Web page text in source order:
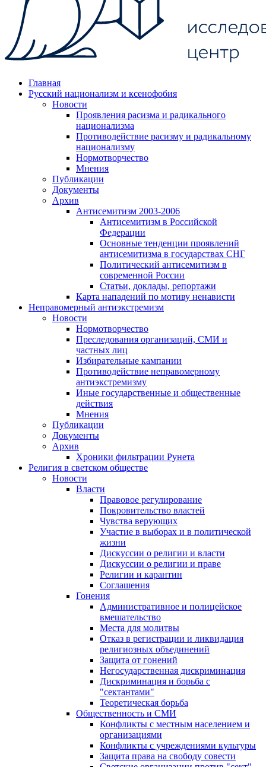
Главная
Русский национализм и ксенофобия
Новости
Проявления расизма и радикального
национализма
Противодействие расизму и радикальному
национализму
Нормотворчество
Мнения
Публикации
Документы
Архив
Антисемитизм 2003-2006
Антисемитизм в Российской
Федерации
Основные тенденции проявлений
антисемитизма в государствах СНГ
Политический антисемитизм в
современной России
Статьи, доклады, репортажи
Карта нападений по мотиву ненависти
Неправомерный антиэкстремизм
Новости
Нормотворчество
Преследования организаций, СМИ и
частных лиц
Избирательные кампании
Противодействие неправомерному
антиэкстремизму
Иные государственные и общественные
действия
Мнения
Публикации
Документы
Архив
Хроники фильтрации Рунета
Религия в светском обществе
Новости
Власти
Правовое регулирование
Покровительство властей
Чувства верующих
Участие в выборах и в политической
жизни
Дискуссии о религии и власти
Дискуссии о религии и праве
Религии и карантин
Соглашения
Гонения
Административное и полицейское
вмешательство
Места для молитвы
Отказ в регистрации и ликвидация
религиозных объединений
Защита от гонений
Негосударственная дискриминация
Дискриминация и борьба с
"сектантами"
Теоретическая борьба
Общественность и СМИ
Конфликты с местным населением и
организациями
Конфликты с учреждениями культуры
Защита права на свободу совести